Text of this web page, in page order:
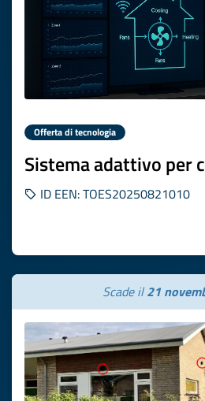
Offerta di tecnologia
Sistema adattivo per
ID EEN: TOES20250821010
Scade il21